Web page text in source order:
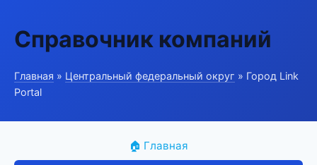
Справочник компаний
Главная » Центральный федеральный округ » Город Link
Portal
🏠 Главная